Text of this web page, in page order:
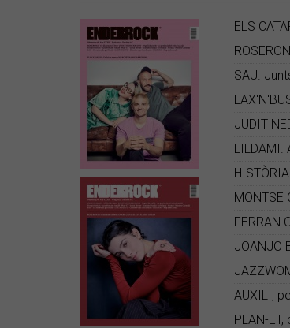
ELS
SAU.
JUDIT
LILDAMI.
MONTSE
FERRAN
JOANJO
AUXILI,
PLAN-ET,